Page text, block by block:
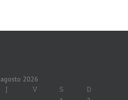
agosto 2026
J V S D